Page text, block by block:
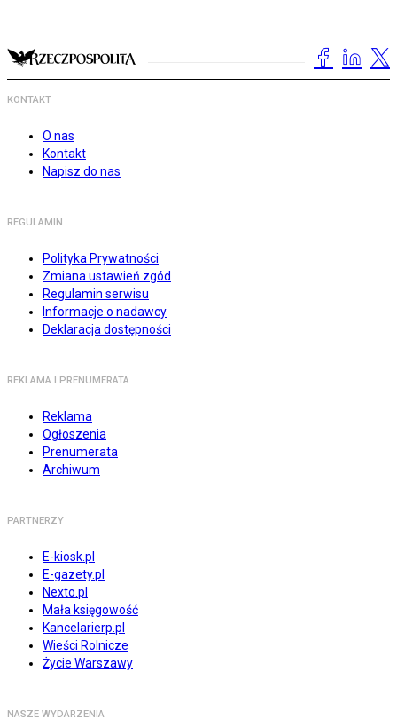
KONTAKT
O nas
Kontakt
Napisz do nas
REGULAMIN
Polityka Prywatności
Zmiana ustawień zgód
Regulamin serwisu
Informacje o nadawcy
Deklaracja dostępności
REKLAMA I PRENUMERATA
Reklama
Ogłoszenia
Prenumerata
Archiwum
PARTNERZY
E-kiosk.pl
E-gazety.pl
Nexto.pl
Mała księgowość
Kancelarierp.pl
Wieści Rolnicze
Życie Warszawy
NASZE WYDARZENIA